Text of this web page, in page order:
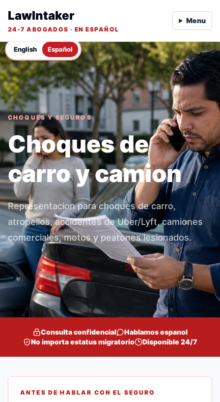
English Español
LawIntaker
24-7 ABOGADOS · EN ESPAÑOL
Menu
CHOQUES Y SEGUROS
Choques de
carro y camion
Representacion para choques de carro,
atropellos, accidentes de Uber/Lyft, camiones
comerciales, motos y peatones lesionados.
Consulta confidencial
Hablamos espanol
No importa estatus migratorio
Disponible 24/7
ANTES DE HABLAR CON EL SEGURO